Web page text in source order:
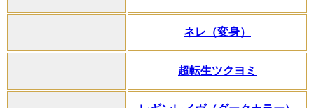
ネレ（変身）
超転生ツクヨミ